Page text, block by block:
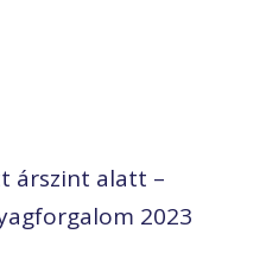
árszint alatt –
2023